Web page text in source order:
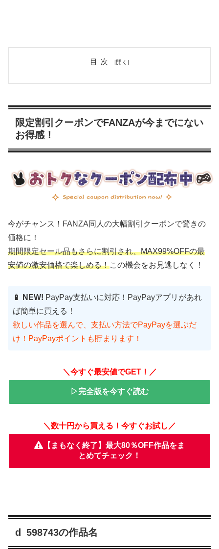
目次
限定割引クーポンでFANZAが今までにない
お得感！
今がチャンス！FANZA同人の大幅割引クーポンで驚きの
価格に！
期間限定セール品もさらに割引され、MAX99%OFFの最
安値の激安価格で楽しめる！この機会をお見逃しなく！
📱 NEW! PayPay支払いに対応！PayPayアプリがあれ
ば簡単に買える！
欲しい作品を選んで、支払い方法でPayPayを選ぶだ
け！PayPayポイントも貯まります！
＼今すぐ最安値でGET！／
▷完全版を今すぐ読む
＼数十円から買える！今すぐお試し／
【まもなく終了】最大80％OFF作品をま
とめてチェック！
d_598743の作品名